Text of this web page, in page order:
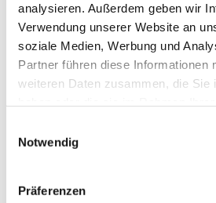
analysieren. Außerdem geben wir
Verwendung unserer Website an
soziale Medien, Werbung und
Partner führen diese Informationen
weiteren Daten zusammen, die Sie
Notwendig
Präferenzen
das auch als kostenlose
zur Verfügung steht.